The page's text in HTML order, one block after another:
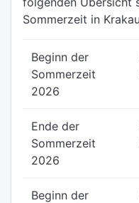
Sommerzeit in
Beginn der
Sommerzeit
2026
Ende der
Sommerzeit
2026
Beginn der